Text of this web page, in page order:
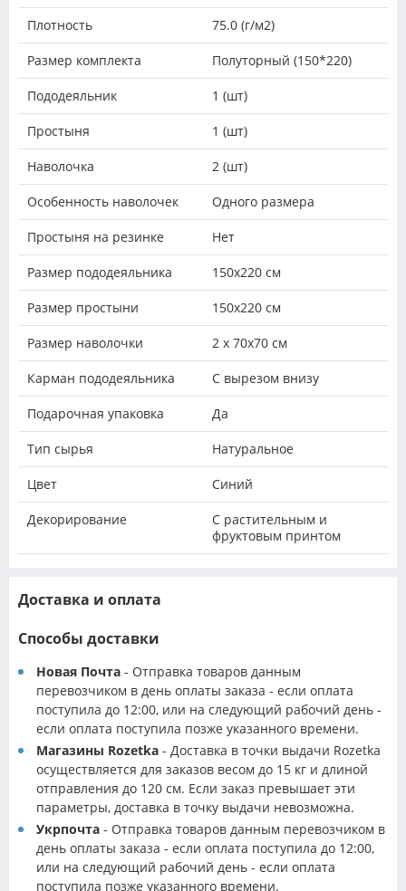
Плотность 75.0 (г/м2)
Размер комплекта Полуторный (150*220)
Пододеяльник 1 (шт)
Простыня 1 (шт)
Наволочка 2 (шт)
Особенность наволочек Одного размера
Простыня на резинке Нет
Размер пододеяльника 150х220 см
Размер простыни 150х220 см
Размер наволочки 2 х 70х70 см
Карман пододеяльника С вырезом внизу
Подарочная упаковка Да
Тип сырья Натуральное
Цвет Синий
Декорирование
С растительным и
фруктовым принтом
Доставка и оплата
Способы доставки
Новая Почта - Отправка товаров данным
перевозчиком в день оплаты заказа - если оплата
поступила до 12:00, или на следующий рабочий день -
если оплата поступила позже указанного времени.
Магазины Rozetka - Доставка в точки выдачи Rozetka
осуществляется для заказов весом до 15 кг и длиной
отправления до 120 см. Если заказ превышает эти
параметры, доставка в точку выдачи невозможна.
Укрпочта - Отправка товаров данным перевозчиком в
день оплаты заказа - если оплата поступила до 12:00,
или на следующий рабочий день - если оплата
поступила позже указанного времени.